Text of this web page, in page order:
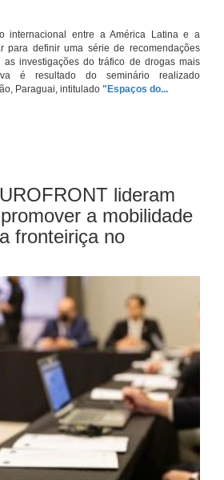
internacional entre a América Latina e a
para definir uma série de recomendações
as investigações do tráfico de drogas mais
é resultado do seminário realizado
Paraguai, intitulado "Espaços do...
lideram
a mobilidade
fronteiriça no